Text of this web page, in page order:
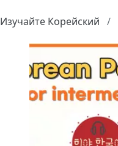
Изучайте Корейский